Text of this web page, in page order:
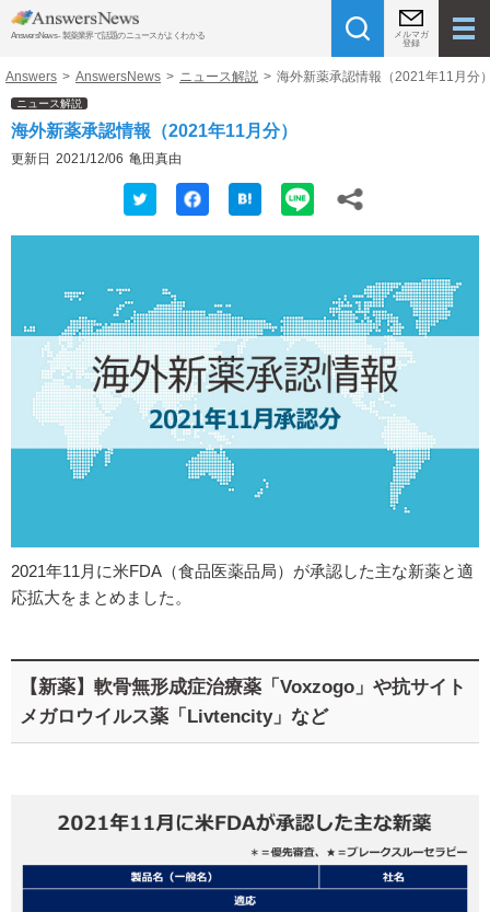
AnswersNews - 製薬業界で話題のニュースがよくわかる
メルマガ
登録
Answers > AnswersNews > ニュース解説 > 海外新薬承認情報（2021年11月分
ニュース解説
海外新薬承認情報（2021年11月分）
更新日 2021/12/06 亀田真由
2021年11月に米FDA（食品医薬品局）が承認した主な新薬と適
応拡大をまとめました。
【新薬】軟骨無形成症治療薬「Voxzogo」や抗サイト
メガロウイルス薬「Livtencity」など